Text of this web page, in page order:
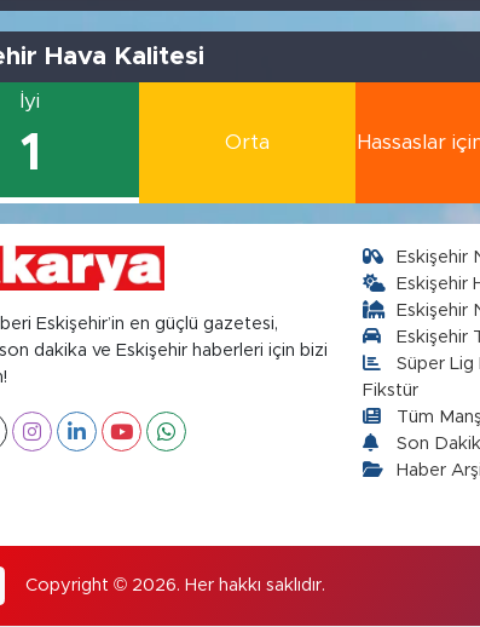
Hava Kalitesi
İyi
1 Orta Hassaslar
beri Eskişehir’in en güçlü gazetesi,
dakika ve Eskişehir haberleri için bizi
Eskişehir
Eskişehir
Eskişehir
Eskişehir
Süper Lig
Fikstür
Tüm
Son
Haber
Copyright © 2026. Her hakkı saklıdır.